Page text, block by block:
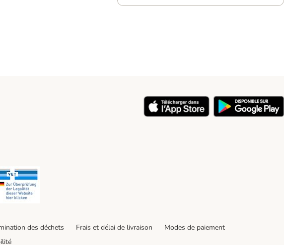
des déchets Frais et délai de livraison
Modes de paiement